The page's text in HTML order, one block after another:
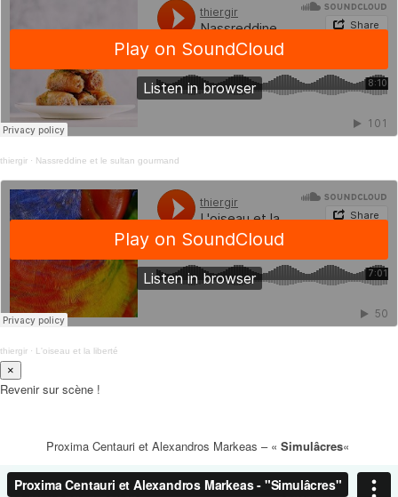
thiergir · Nassreddine et le sultan gourmand
thiergir · L'oiseau et la liberté
×
Revenir sur scène !
Proxima Centauri et Alexandros Markeas – « Simulâcres«